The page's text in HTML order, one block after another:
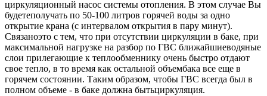
циркуляционный насос системы отопления. В этом случае Вы
будетеполучать по 50-100 литров горячей воды за одно
открытие крана (с интервалом открытия в пару минут).
Связаноэто с тем, что при отсутствии циркуляции в баке, при
максимальной нагрузке на разбор по ГВС ближайшиеводяные
слои прилегающие к теплообменнику очень быстро отдают
свое тепло, в то время как остальной объембака все еще в
горячем состоянии. Таким образом, чтобы ГВС всегда был в
полном объеме - в баке должна бытьциркуляция.